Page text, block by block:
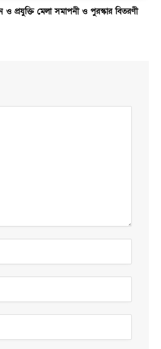
ও প্রযুক্তি মেলা সমাপনী ও পুরস্কার বিতরণী